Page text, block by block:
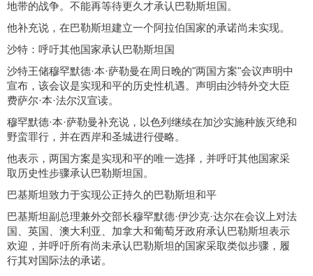
地带的战争。不能再等待更久才承认巴勒斯坦国。
他补充说，在巴勒斯坦建立一个阿拉伯国家的承诺尚未实现。
沙特：呼吁其他国家承认巴勒斯坦国
沙特王储穆罕默德·本·萨勒曼在周日晚的"两国方案"会议声明中
宣布，该会议是实现和平的历史性机遇。声明由沙特外交大臣
费萨尔·本·法尔汉宣读。
穆罕默德·本·萨勒曼补充说，以色列继续在加沙实施种族灭绝和
野蛮罪行，并在西岸和圣城进行侵略。
他表示，两国方案是实现和平的唯一选择，并呼吁其他国家采
取历史性步骤承认巴勒斯坦国。
巴基斯坦致力于实现公正持久的巴勒斯坦和平
巴基斯坦副总理兼外交部长穆罕默德·伊沙克·达尔在会议上对法
国、英国、澳大利亚、加拿大和葡萄牙政府承认巴勒斯坦表示
欢迎，并呼吁所有尚未承认巴勒斯坦的国家采取类似步骤，履
行其对国际法的承诺。